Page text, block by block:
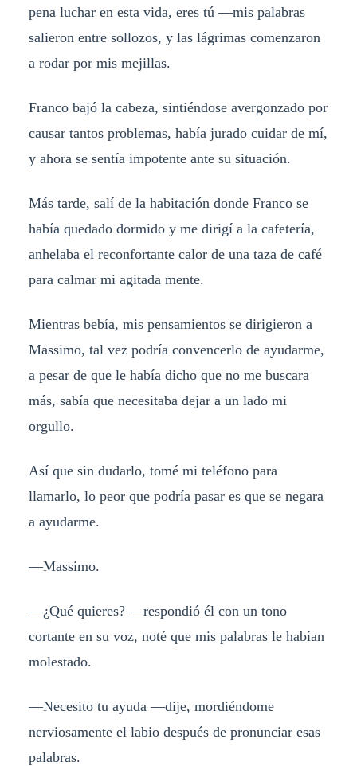
pena luchar en esta vida, eres tú —mis palabras
salieron entre sollozos, y las lágrimas comenzaron
a rodar por mis mejillas.
Franco bajó la cabeza, sintiéndose avergonzado por
causar tantos problemas, había jurado cuidar de mí,
y ahora se sentía impotente ante su situación.
Más tarde, salí de la habitación donde Franco se
había quedado dormido y me dirigí a la cafetería,
anhelaba el reconfortante calor de una taza de café
para calmar mi agitada mente.
Mientras bebía, mis pensamientos se dirigieron a
Massimo, tal vez podría convencerlo de ayudarme,
a pesar de que le había dicho que no me buscara
más, sabía que necesitaba dejar a un lado mi
orgullo.
Así que sin dudarlo, tomé mi teléfono para
llamarlo, lo peor que podría pasar es que se negara
a ayudarme.
—Massimo.
—¿Qué quieres? —respondió él con un tono
cortante en su voz, noté que mis palabras le habían
molestado.
—Necesito tu ayuda —dije, mordiéndome
nerviosamente el labio después de pronunciar esas
palabras.